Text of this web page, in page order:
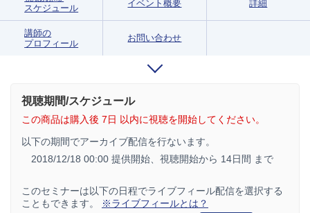
スケジュール
イベント概要 詳細
講師の
プロフィール
お問い合わせ
視聴期間/スケジュール
この商品は購入後 7日 以内に視聴を開始してください。
以下の期間でアーカイブ配信を行ないます。
2018/12/18 00:00 提供開始、 視聴開始から 14日間 まで
このセミナーは以下の日程でライブフィール配信を選択する
こともできます。
※ライブフィールとは？